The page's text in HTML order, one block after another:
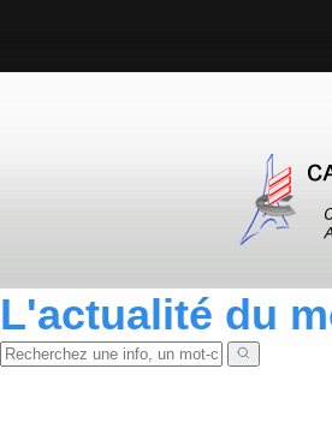
L'actualité du